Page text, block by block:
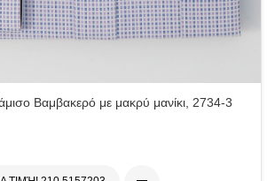
Βαμβακερό με μακρύ μανίκι, 2734-3